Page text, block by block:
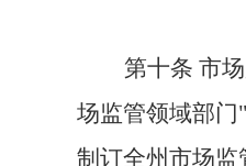
第十条 市
场监管领域部
制订全州市场监